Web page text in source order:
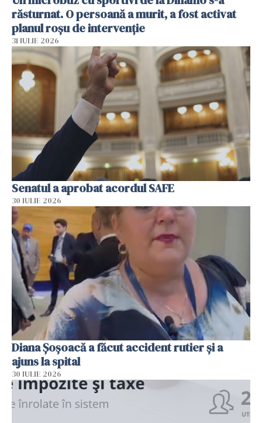
răsturnat. O persoană a murit, a fost activat
planul roșu de intervenție
31 IULIE 2026
Senatul a aprobat acordul SAFE
30 IULIE 2026
Diana Șoșoacă a făcut accident rutier și a
ajuns la spital
30 IULIE 2026